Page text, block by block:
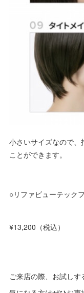
小さいサイズなので
ことができます。
○リファビューテック
¥13,200（税込）
ご来店の際、お試し